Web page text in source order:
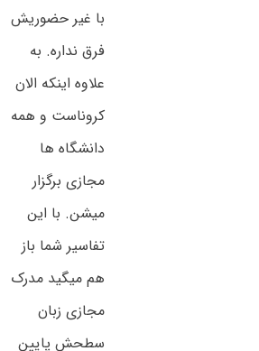
با غیر حضوریش
فرق نداره. به
علاوه اینکه الان
کروناست و همه
دانشگاه ها
مجازی برگزار
میشن. با این
تفاسیر شما باز
هم میگید مدرک
مجازی زبان
سطحش پایین